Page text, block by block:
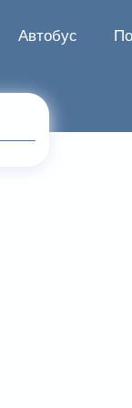
Автобус